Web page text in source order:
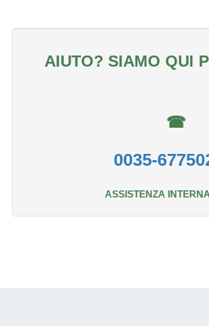
AIUTO? SIAMO QUI
☎
0035-
ASSISTENZA